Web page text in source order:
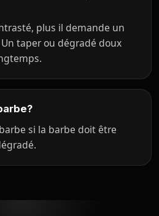
plus il demande un
taper ou dégradé doux
si la barbe doit être